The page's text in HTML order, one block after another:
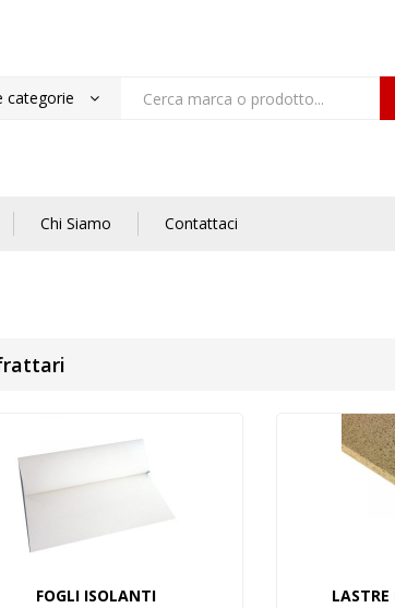
categorie
Chi Siamo Contattaci
FOGLI ISOLANTI